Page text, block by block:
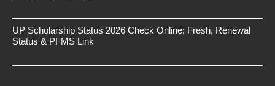
UP Scholarship Status 2026 Check Online: Fresh, Renewal
Status & PFMS Link